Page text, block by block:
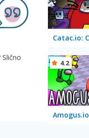
Amogus.io
4.2